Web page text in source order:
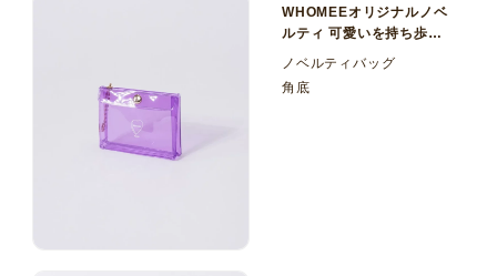
WHOMEEオリジナルノベ
ルティ 可愛いを持ち歩
く！カラー塩ビ（PVC）
ノベルティバッグ
角底